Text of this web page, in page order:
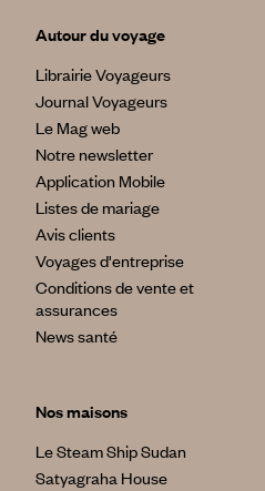
Autour du voyage
Librairie Voyageurs
Journal Voyageurs
Le Mag web
Notre newsletter
Application Mobile
Listes de mariage
Avis clients
Voyages d'entreprise
Conditions de vente et
assurances
News santé
Nos maisons
Le Steam Ship Sudan
Satyagraha House